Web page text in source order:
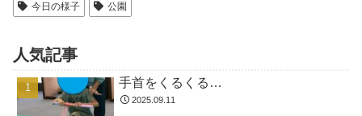
今日の様子
公園
人気記事
手首をくるくる…
2025.09.11